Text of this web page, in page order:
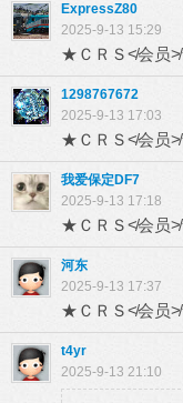
ExpressZ80
2025-9-13 15:29
★ＣＲＳ≮会员
1298767672
2025-9-13 17:03
★ＣＲＳ≮会员
我爱保定DF7
2025-9-13 17:18
★ＣＲＳ≮会员
河东
2025-9-13 17:37
★ＣＲＳ≮会员
t4yr
2025-9-13 21:10